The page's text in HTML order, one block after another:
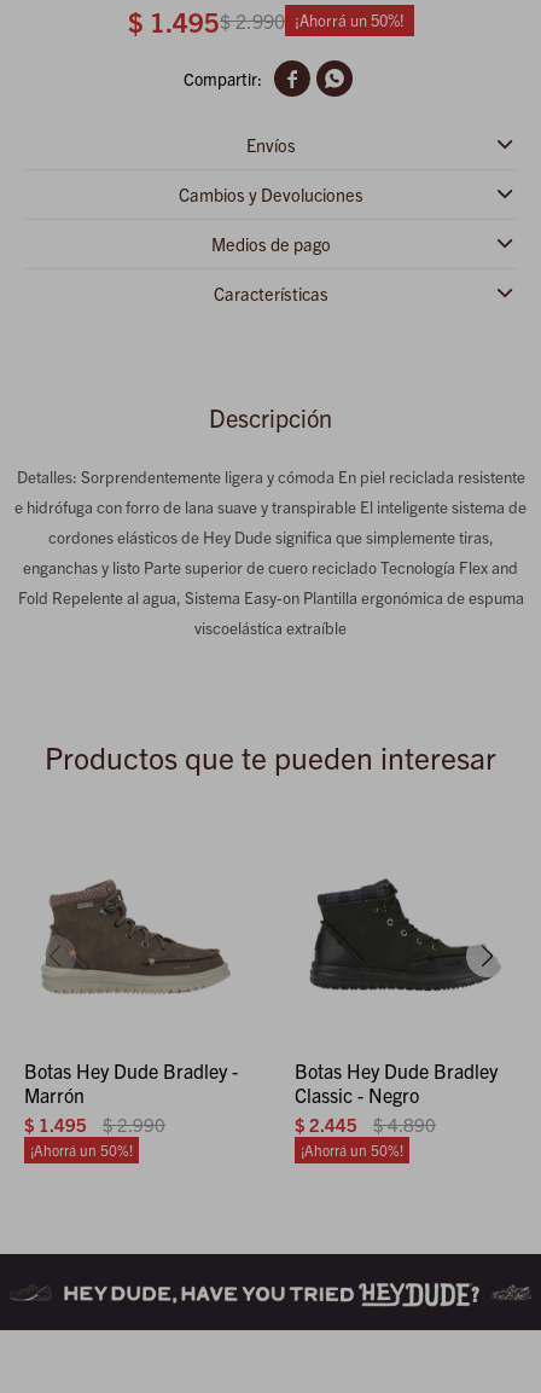
$ 1.495$ 2.990 50
 
Envíos
Cambios y Devoluciones
Medios de pago
Características
Descripción
Detalles: Sorprendentemente ligera y cómoda En piel reciclada resistente
e hidrófuga con forro de lana suave y transpirable El inteligente sistema de
cordones elásticos de Hey Dude significa que simplemente tiras,
enganchas y listo Parte superior de cuero reciclado Tecnología Flex and
Fold Repelente al agua, Sistema Easy-on Plantilla ergonómica de espuma
viscoelástica extraíble
Productos que te pueden interesar
Botas Hey Dude Bradley -
Marrón
$ 1.495 $2.990
50
Botas Hey Dude Bradley
Classic - Negro
$ 2.445 $4.890
50